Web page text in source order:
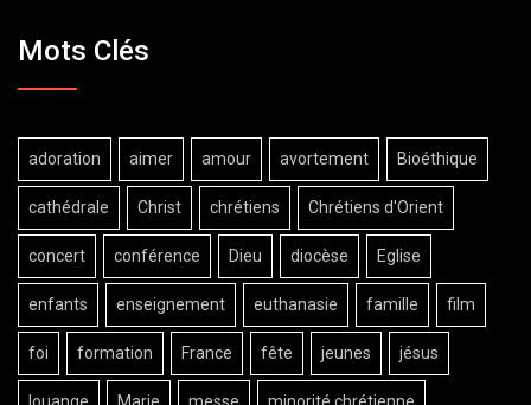
Mots Clés
adoration aimer amour avortement Bioéthique
cathédrale Christ chrétiens Chrétiens d'Orient
concert conférence Dieu diocèse Eglise
enfants enseignement euthanasie famille film
foi formation France fête jeunes jésus
louange Marie messe minorité chrétienne